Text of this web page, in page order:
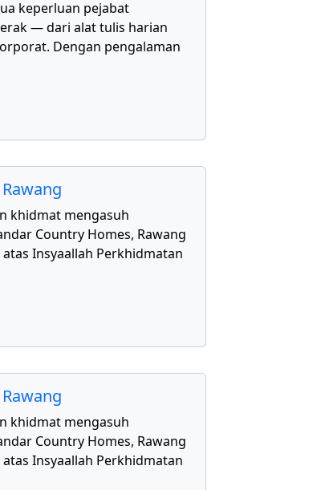
keperluan pejabat
— dari alat tulis harian
Dengan pengalaman
khidmat mengasuh
Country Homes, Rawang
Insyaallah Perkhidmatan
khidmat mengasuh
Country Homes, Rawang
Insyaallah Perkhidmatan